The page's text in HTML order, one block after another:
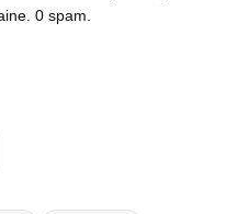
0 spam.